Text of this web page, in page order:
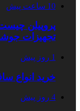
10 ساعت پیش
پروپیلن
تجهیزات
1 روز پیش
خرید انواع
4 روز پیش